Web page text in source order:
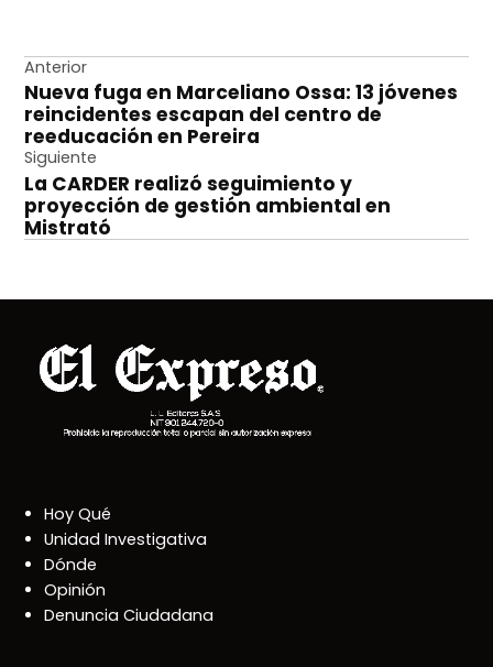
Navegación
de
entradas
Anterior
Nueva fuga en Marceliano Ossa: 13 jóvenes
reincidentes escapan del centro de
reeducación en Pereira
Siguiente
La CARDER realizó seguimiento y
proyección de gestión ambiental en
Mistrató
Hoy Qué
Unidad Investigativa
Dónde
Opinión
Denuncia Ciudadana